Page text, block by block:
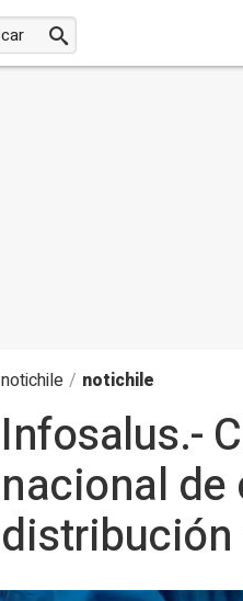
notichile / notichile
Infosalus.-
nacional